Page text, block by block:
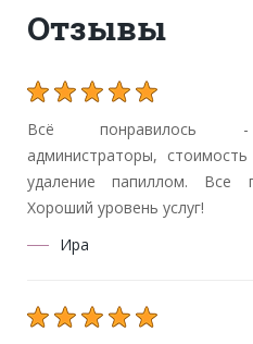
Отзывы
Всё понравилось -
администраторы,
удаление папиллом. Все
Хороший уровень услуг!
Ира